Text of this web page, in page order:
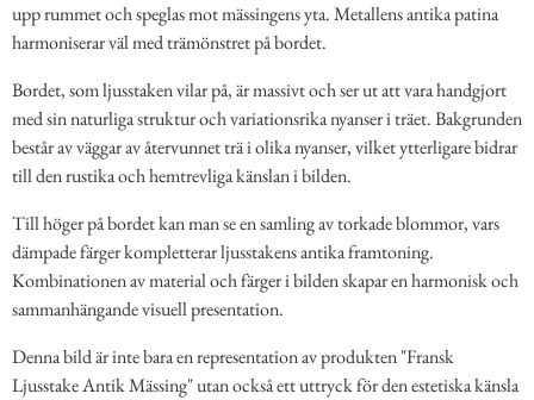
upp rummet och speglas mot mässingens yta. Metallens antika patina
harmoniserar väl med trämönstret på bordet.
Bordet, som ljusstaken vilar på, är massivt och ser ut att vara handgjort
med sin naturliga struktur och variationsrika nyanser i träet. Bakgrunden
består av väggar av återvunnet trä i olika nyanser, vilket ytterligare bidrar
till den rustika och hemtrevliga känslan i bilden.
Till höger på bordet kan man se en samling av torkade blommor, vars
dämpade färger kompletterar ljusstakens antika framtoning.
Kombinationen av material och färger i bilden skapar en harmonisk och
sammanhängande visuell presentation.
Denna bild är inte bara en representation av produkten "Fransk
Ljusstake Antik Mässing" utan också ett uttryck för den estetiska känsla